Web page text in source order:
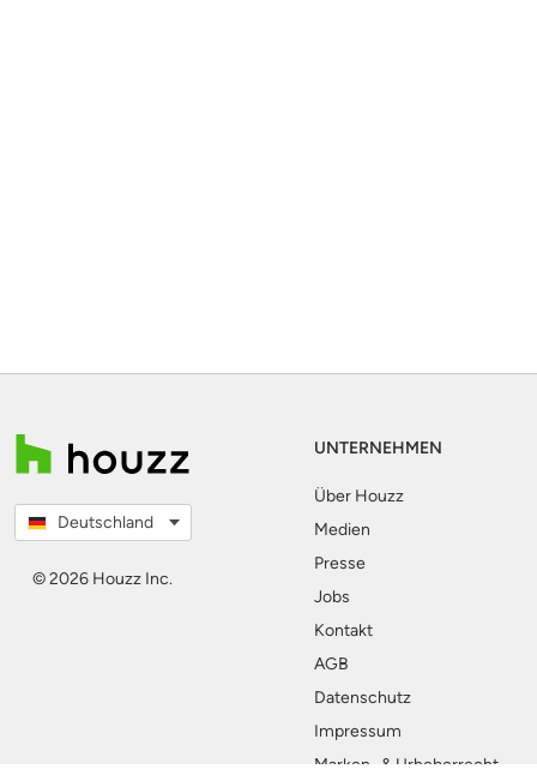
Deutschland
© 2026 Houzz Inc.
UNTERNEHMEN
Über Houzz
Medien
Presse
Jobs
Kontakt
AGB
Datenschutz
Impressum
Marken- & Urheberrecht